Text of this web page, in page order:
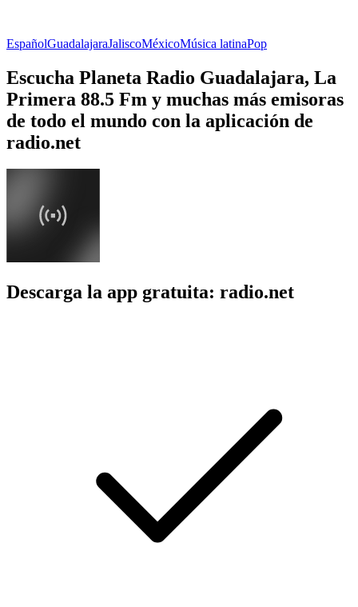
EspañolGuadalajaraJaliscoMéxicoMúsica latinaPop
Escucha Planeta Radio Guadalajara, La
Primera 88.5 Fm y muchas más emisoras
de todo el mundo con la aplicación de
radio.net
Descarga la app gratuita: radio.net